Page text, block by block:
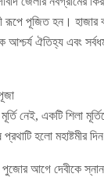
রূপে পূজিত হন। হাজার
আশ্চর্য ঐতিহ্য এবং
মূর্তি নেই, একটি শিলা
হলো মহাষ্টমীর
পুজোর আগে দেবীকে